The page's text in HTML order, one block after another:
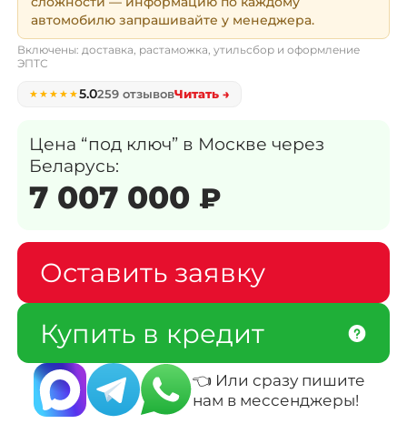
Авто с аукциона AutoHub
Мотоциклы из Кореи
✅ Авто в наличии в Москве
Новые авто из Казахстана
Авто из Китая ↗
О компании
Отзывы о нас
автомобилю запрашивайте у менеджера.
Включены: доставка, растаможка, утильсбор и оформление
ЭПТС
★★★★★5.0259 отзывовЧитать →
Цена “под ключ” в Москве через
Беларусь:
7 007 000 ₽
Оставить заявку
Купить в кредит
👈 Или сразу пишите
нам в мессенджеры!